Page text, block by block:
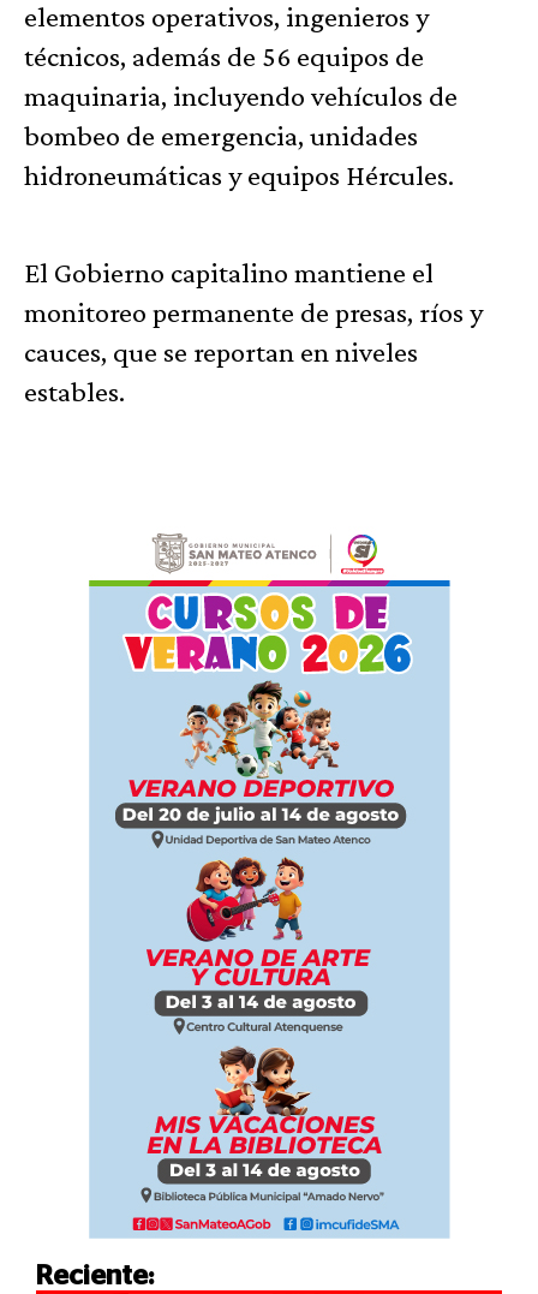
elementos operativos, ingenieros y
técnicos, además de 56 equipos de
maquinaria, incluyendo vehículos de
bombeo de emergencia, unidades
hidroneumáticas y equipos Hércules.
El Gobierno capitalino mantiene el
monitoreo permanente de presas, ríos y
cauces, que se reportan en niveles
estables.
Reciente: